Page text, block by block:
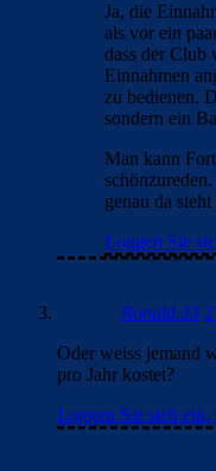
Ja, die
als vor ein
dass der Club
Einnahmen
zu bedienen.
sondern ein
Man kann
genau da
Loggen Sie
Ronald.33
Oder weiss jemand
pro Jahr kostet?
Loggen Sie sich ein,